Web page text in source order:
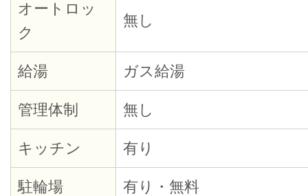
オートロッ
ク
無し
給湯 ガス給湯
管理体制 無し
キッチン 有り
駐輪場 有り・無料